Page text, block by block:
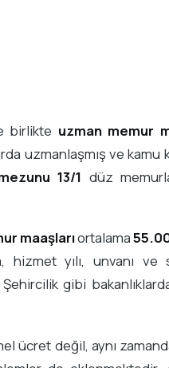
birlikte uzman memur
uzmanlaşmış ve
13/1 düz
maaşlarıortalama
hizmet yılı, unvanı
gibi
ücret değil, aynı